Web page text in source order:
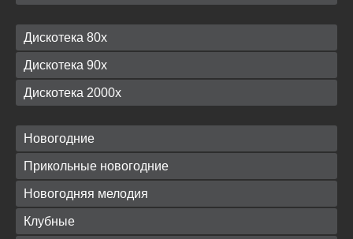
Дискотека 80х
Дискотека 90х
Дискотека 2000х
Новогодние
Прикольные новогодние
Новогодняя мелодия
Клубные